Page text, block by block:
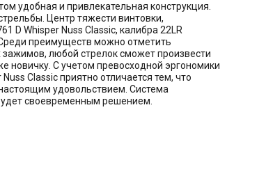
удобная и привлекательная конструкция.
Центр тяжести винтовки,
D Whisper Nuss Classic, калибра 22LR
преимуществ можно отметить
любой стрелок сможет произвести
новичку. С учетом превосходной эргономики
Classic приятно отличается тем, что
удовольствием. Система
своевременным решением.